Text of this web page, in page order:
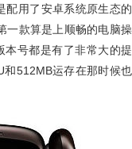
配用了安卓系统原生态的
一款算是上顺畅的电脑操
本号都是有了非常大的提
和512MB运存在那时候也